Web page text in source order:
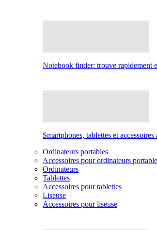
Notebook finder: trouve rapidement
Smartphones, tablettes et accessoires
Ordinateurs portables
Accessoires pour ordinateurs
Ordinateurs
Tablettes
Accessoires pour tablettes
Liseuse
Accessoires pour liseuse